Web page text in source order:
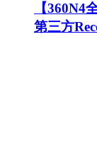
【360N4
第三方